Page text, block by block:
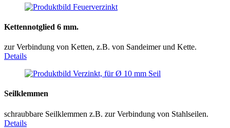
Kettennotglied 6 mm.
zur Verbindung von Ketten, z.B. von Sandeimer und Kette.
Details
Seilklemmen
schraubbare Seilklemmen z.B. zur Verbindung von Stahlseilen.
Details